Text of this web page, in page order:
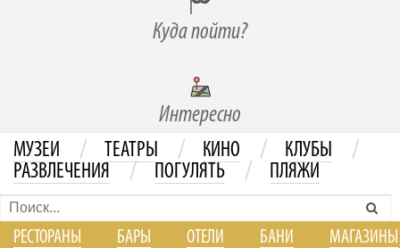
Куда пойти?
Интересно
МУЗЕИ / ТЕАТРЫ / КИНО / КЛУБЫ /
РАЗВЛЕЧЕНИЯ / ПОГУЛЯТЬ / ПЛЯЖИ
РЕСТОРАНЫ БАРЫ ОТЕЛИ БАНИ МАГАЗИНЫ